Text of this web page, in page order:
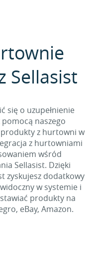
Sellasist
się o uzupełnienie
naszego
z hurtowni w
z hurtowniami
wśród
Sellasist. Dzięki
zyskujesz dodatkowy
w systemie i
produkty na
eBay, Amazon.